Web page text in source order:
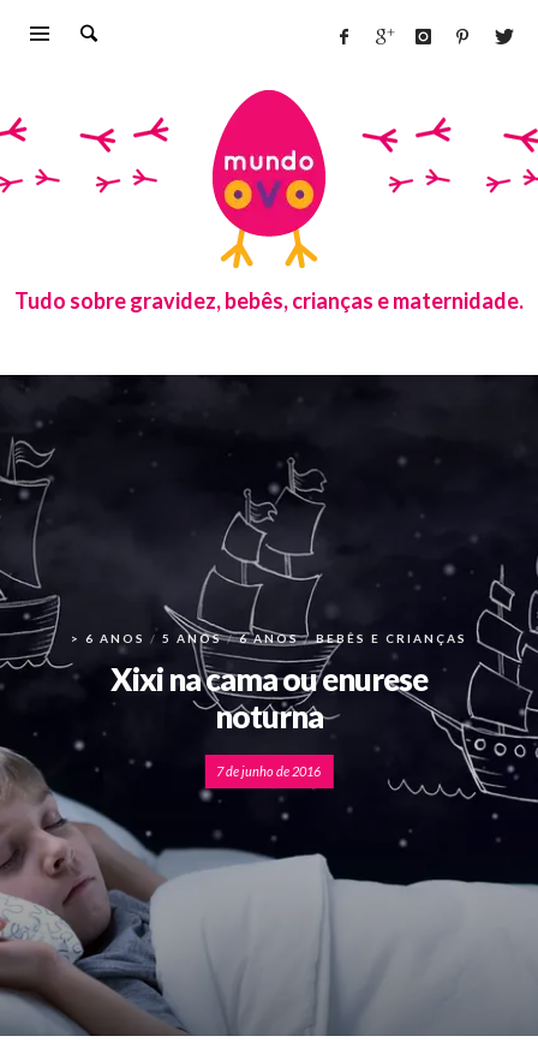
Tudo sobre gravidez, bebês, crianças e maternidade.
> 6 ANOS 5 ANOS 6 ANOS BEBÊS E CRIANÇAS
Xixi na cama ou enurese
noturna
7 de junho de 2016